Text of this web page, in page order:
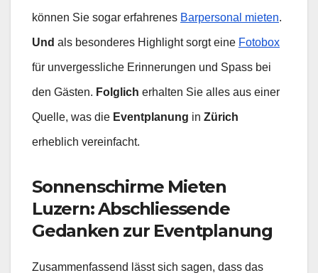
können Sie sogar erfahrenes Barpersonal mieten.
Und als besonderes Highlight sorgt eine Fotobox
für unvergessliche Erinnerungen und Spass bei
den Gästen. Folglich erhalten Sie alles aus einer
Quelle, was die Eventplanung in Zürich
erheblich vereinfacht.
Sonnenschirme Mieten
Luzern: Abschliessende
Gedanken zur Eventplanung
Zusammenfassend lässt sich sagen, dass das